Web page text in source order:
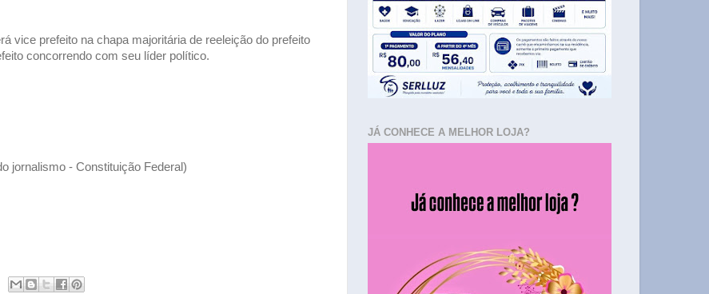
vice prefeito na chapa majoritária de reeleição do prefeito
concorrendo com seu líder político.
jornalismo - Constituição Federal)
JÁ CONHECE A MELHOR LOJA?